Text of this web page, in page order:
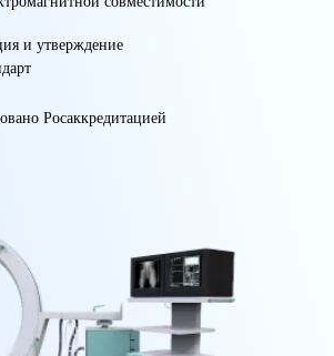
и утверждение
Росаккредитацией